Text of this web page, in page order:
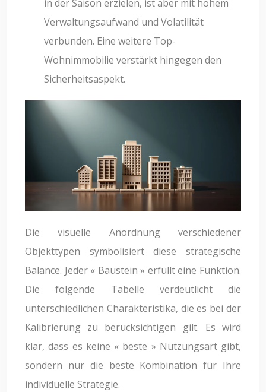
in der Saison erzielen, ist aber mit hohem
Verwaltungsaufwand und Volatilität
verbunden. Eine weitere Top-
Wohnimmobilie verstärkt hingegen den
Sicherheitsaspekt.
Die visuelle Anordnung verschiedener
Objekttypen symbolisiert diese strategische
Balance. Jeder « Baustein » erfüllt eine Funktion.
Die folgende Tabelle verdeutlicht die
unterschiedlichen Charakteristika, die es bei der
Kalibrierung zu berücksichtigen gilt. Es wird
klar, dass es keine « beste » Nutzungsart gibt,
sondern nur die beste Kombination für Ihre
individuelle Strategie.